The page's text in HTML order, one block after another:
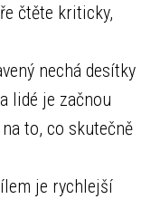
čtěte kriticky,
nechá desítky
lidé je začnou
to, co skutečně
je rychlejší